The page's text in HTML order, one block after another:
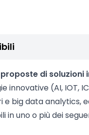
proposte di soluzioni
innovative (AI, IOT,
e big data analytics,
in uno o più dei